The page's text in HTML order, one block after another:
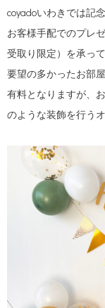
coyadoいわきでは記
お客様手配でのプレ
受取り限定）を承っ
要望の多かったお部
有料となりますが、
のような装飾を行う